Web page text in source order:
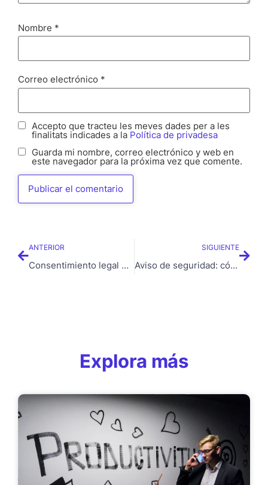
Nombre *
Correo electrónico *
Accepto que tracteu les meves dades per a les
finalitats indicades a la Política de privadesa
Guarda mi nombre, correo electrónico y web en
este navegador para la próxima vez que comente.
ANTERIOR
Consentimiento legal en los formularios: cómo deben ser los checkbox para que cumplan la normativa
SIGUIENTE
Aviso de seguridad: cómo detectar intentos de suplantación de identidad por correo electrónico
Explora más